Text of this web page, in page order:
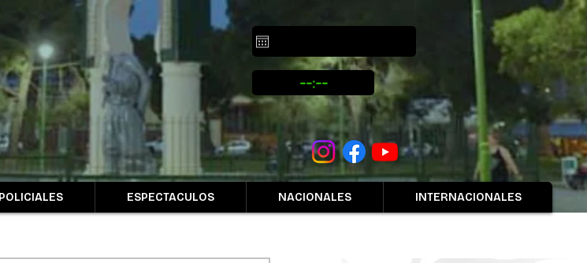
POLICIALES ESPECTACULOS NACIONALES INTERNACIONALES